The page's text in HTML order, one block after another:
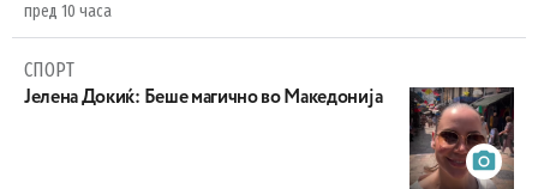
пред 10 часа
СПОРТ
Јелена Докиќ: Беше магично во Македонија